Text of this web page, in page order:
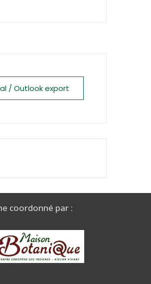
/ Outlook export
coordonné par :